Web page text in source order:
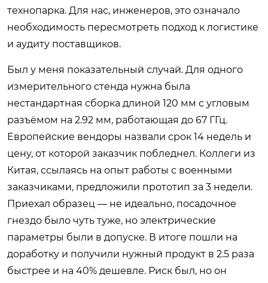
технопарка. Для нас, инженеров, это означало
необходимость пересмотреть подход к логистике
и аудиту поставщиков.
Был у меня показательный случай. Для одного
измерительного стенда нужна была
нестандартная сборка длиной 120 мм с угловым
разъёмом на 2.92 мм, работающая до 67 ГГц.
Европейские вендоры назвали срок 14 недель и
цену, от которой заказчик побледнел. Коллеги из
Китая, ссылаясь на опыт работы с военными
заказчиками, предложили прототип за 3 недели.
Приехал образец — не идеально, посадочное
гнездо было чуть туже, но электрические
параметры были в допуске. В итоге пошли на
доработку и получили нужный продукт в 2.5 раза
быстрее и на 40% дешевле. Риск был, но он